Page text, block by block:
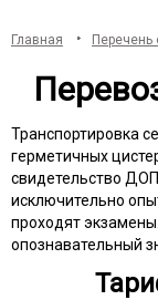
Главная Перечень
Транспортировка
герметичных
свидетельство
исключительно
проходят
опознавательный